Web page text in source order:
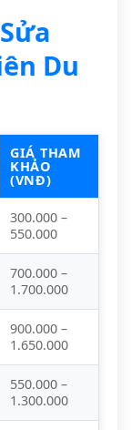
Du
GIÁ THAM
KHẢO
(VNĐ)
300.000 –
550.000
700.000 –
1.700.000
900.000 –
1.650.000
550.000 –
1.300.000